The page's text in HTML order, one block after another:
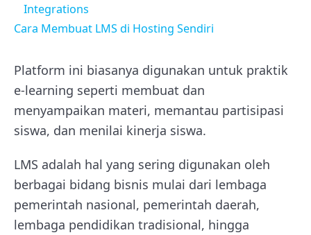
Integrations
Cara Membuat LMS di Hosting Sendiri
Platform ini biasanya digunakan untuk praktik
e-learning seperti membuat dan
menyampaikan materi, memantau partisipasi
siswa, dan menilai kinerja siswa.
LMS adalah hal yang sering digunakan oleh
berbagai bidang bisnis mulai dari lembaga
pemerintah nasional, pemerintah daerah,
lembaga pendidikan tradisional, hingga